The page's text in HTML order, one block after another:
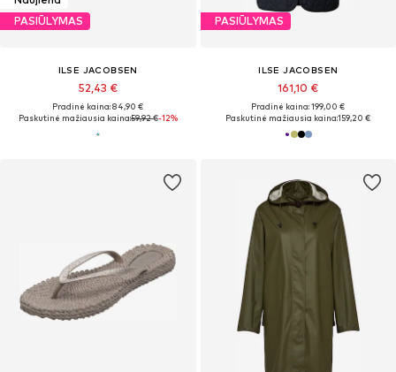
PASIŪLYMAS
ILSE JACOBSEN
52,43 €
Pradinė kaina: 84,90 €
Paskutinė mažiausia kaina:59,92 €-12%
PASIŪLYMAS
ILSE JACOBSEN
161,10 €
Pradinė kaina: 199,00 €
Paskutinė mažiausia kaina:159,20 €